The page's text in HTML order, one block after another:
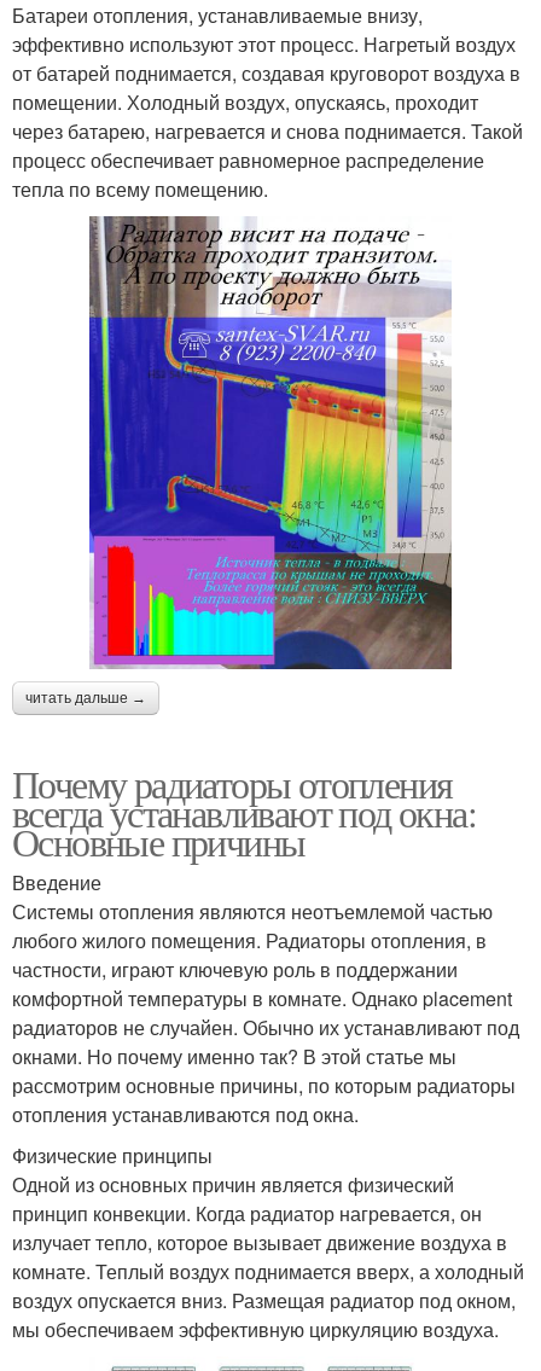
Батареи отопления, устанавливаемые внизу,
эффективно используют этот процесс. Нагретый воздух
от батарей поднимается, создавая круговорот воздуха в
помещении. Холодный воздух, опускаясь, проходит
через батарею, нагревается и снова поднимается. Такой
процесс обеспечивает равномерное распределение
тепла по всему помещению.
читать дальше →
Почему радиаторы отопления
всегда устанавливают под окна:
Основные причины
Введение
Системы отопления являются неотъемлемой частью
любого жилого помещения. Радиаторы отопления, в
частности, играют ключевую роль в поддержании
комфортной температуры в комнате. Однако placement
радиаторов не случайен. Обычно их устанавливают под
окнами. Но почему именно так? В этой статье мы
рассмотрим основные причины, по которым радиаторы
отопления устанавливаются под окна.
Физические принципы
Одной из основных причин является физический
принцип конвекции. Когда радиатор нагревается, он
излучает тепло, которое вызывает движение воздуха в
комнате. Теплый воздух поднимается вверх, а холодный
воздух опускается вниз. Размещая радиатор под окном,
мы обеспечиваем эффективную циркуляцию воздуха.